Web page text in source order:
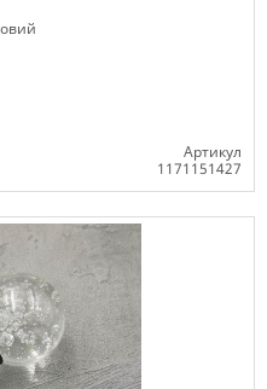
Артикул
1171151427